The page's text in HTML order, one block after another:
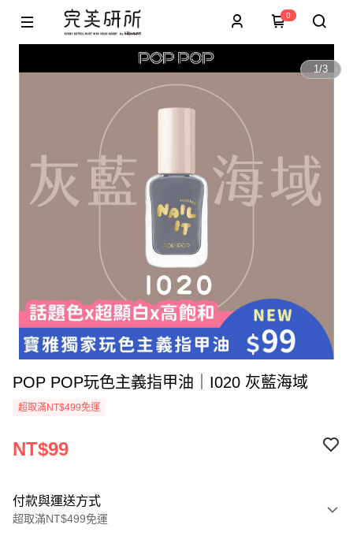
0
1/3
POP POP玩色主義指甲油｜I020 灰藍海域
超取滿NT$499免運
NT$99
付款與運送方式
超取滿NT$499免運